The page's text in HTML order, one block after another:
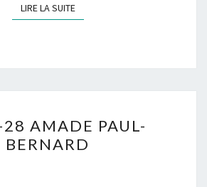
LIRE LA SUITELIRE LA SUITE
03-
28
AMADE PAUL-
BERNARD